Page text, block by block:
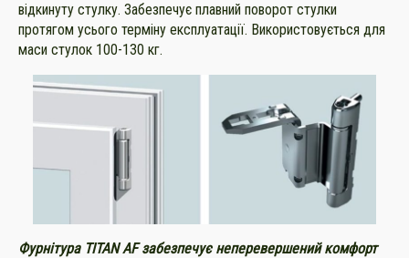
відкинуту стулку. Забезпечує плавний поворот стулки
протягом усього терміну експлуатації. Використовується для
маси стулок 100-130 кг.
Фурнітура TITAN AF забезпечує неперевершений комфорт